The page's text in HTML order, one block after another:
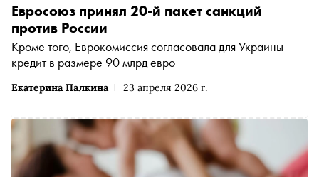
Екатерина Палкина 23 апреля 2026 г.
Евросоюз принял 20-й пакет санкций
против России
Кроме того, Еврокомиссия согласовала для Украины
кредит в размере 90 млрд евро